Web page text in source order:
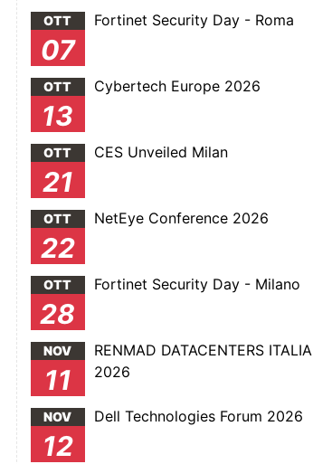
OTT
07
Fortinet Security Day - Roma
OTT
13
Cybertech Europe 2026
OTT
21
CES Unveiled Milan
OTT
22
NetEye Conference 2026
OTT
28
Fortinet Security Day - Milano
NOV
11
RENMAD DATACENTERS ITALIA
2026
NOV
12
Dell Technologies Forum 2026